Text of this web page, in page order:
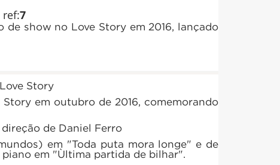
ref:7
de show no Love Story em 2016, lançado
Story
em outubro de 2016, comemorando
de Daniel Ferro
em "Toda puta mora longe" e de
em "Ùltima partida de bilhar".